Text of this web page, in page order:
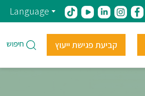
Language
קביעת פגישת ייעוץ חיפוש